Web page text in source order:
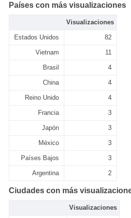
Países con más visualizaciones
Visualizaciones
Estados Unidos 82
Vietnam 11
Brasil 4
China 4
Reino Unido 4
Francia 3
Japón 3
México 3
Países Bajos 3
Argentina 2
Ciudades con más
Visualizaciones